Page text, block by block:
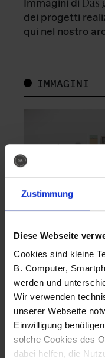
Zustimmung
Diese Webseite
Cookies sind kleine
B. Computer,
werden und
Wir verwenden
unserer Webseite
Einwilligung
solche Cookies des
dabei helfen, die
Immagini di
dei progetti
qui nel nostro
IMMAGINI
Fotografo:
Sternbach
Download